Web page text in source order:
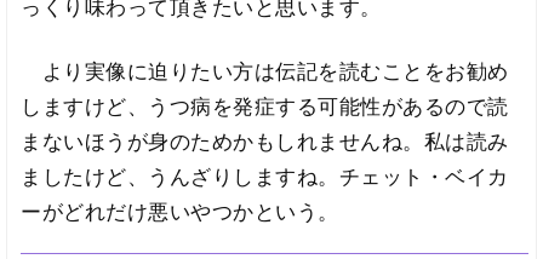
っくり味わって頂きたいと思います。
より実像に迫りたい方は伝記を読むことをお勧め
しますけど、うつ病を発症する可能性があるので読
まないほうが身のためかもしれませんね。私は読み
ましたけど、うんざりしますね。チェット・ベイカ
ーがどれだけ悪いやつかという。